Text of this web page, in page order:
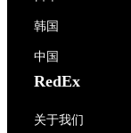
韩国
中国
RedEx
关于我们